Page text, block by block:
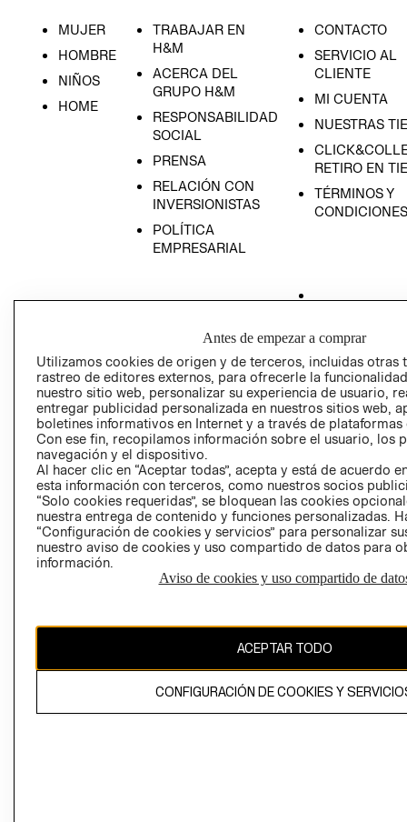
MUJER
HOMBRE
NIÑOS
HOME
TRABAJAR EN
H&M
ACERCA DEL
GRUPO H&M
RESPONSABILIDAD
SOCIAL
PRENSA
RELACIÓN CON
INVERSIONISTAS
POLÍTICA
EMPRESARIAL
CONTACTO
SERVICIO AL
CLIENTE
MI CUENTA
NUESTRAS
RETIRO EN
TÉRMINOS Y
CONDICIONES
AVISO DE
PRIVACIDAD
GIFT CARD
AVISO DE
Perú (S/)
CAMBIAR REGIÓN
El contenido de esta página web está protegido por copyright y es
Antes de empezar a comprar
Utilizamos cookies de origen y de terceros, incluidas otras
rastreo de editores externos, para ofrecerle la
nuestro sitio web, personalizar su experiencia de usuario,
entregar publicidad personalizada en nuestros sitios web,
boletines informativos en Internet y a través de plataformas
Con ese fin, recopilamos información sobre el usuario, los
navegación y el dispositivo.
Al hacer clic en “Aceptar todas”, acepta y está de acuerdo
esta información con terceros, como nuestros socios
“Solo cookies requeridas”, se bloquean las cookies
nuestra entrega de contenido y funciones personalizadas.
“Configuración de cookies y servicios” para personalizar
nuestro aviso de cookies y uso compartido de datos para
información.
Aviso de cookies y uso compartido de
ACEPTAR TODO
CONFIGURACIÓN DE COOKIES Y